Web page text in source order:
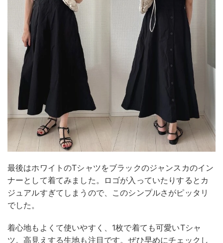
最後はホワイトのTシャツをブラックのジャンスカのイン
ナーとして着てみました。ロゴが入っていたりするとカ
ジュアルすぎてしまうので、このシンプルさがピッタリ
でした。
着心地もよくて使いやすく、1枚で着ても可愛いTシャ
ツ。高見えする生地も注目です。ぜひ早めにチェックし